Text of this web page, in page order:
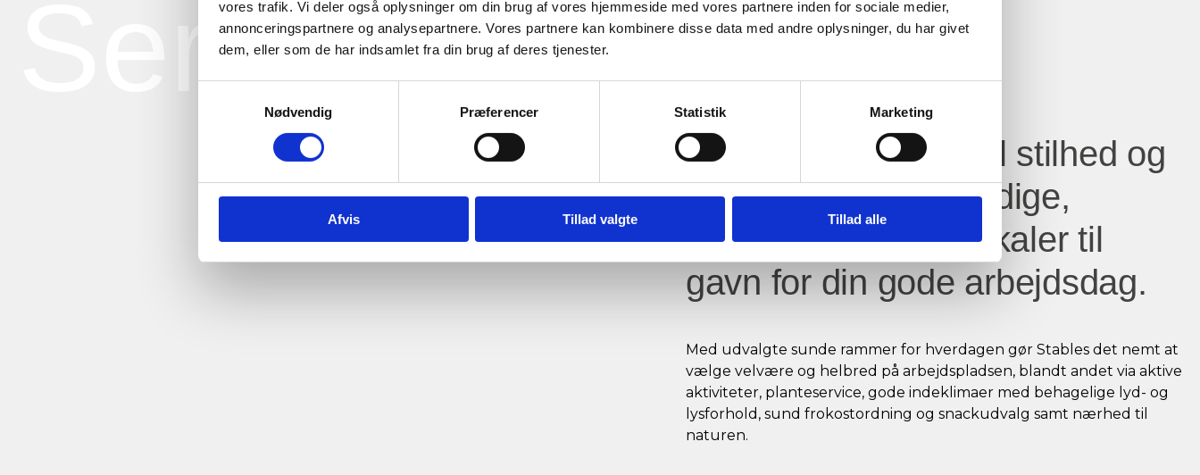
vores trafik. Vi deler også oplysninger om din brug af vores hjemmeside med vores partnere inden for sociale medier,
annonceringspartnere og analysepartnere. Vores partnere kan kombinere disse data med andre oplysninger, du har givet
dem, eller som de har indsamlet fra din brug af deres tjenester.
Nødvendig
Præferencer Statistik Marketing
Afvis Tillad valgte Tillad alle
Services
Fælleslokaler, rum til stilhed og
fordybelse samt alsidige,
indbydende mødelokaler til
gavn for din gode arbejdsdag.
Med udvalgte sunde rammer for hverdagen gør Stables det nemt at
vælge velvære og helbred på arbejdspladsen, blandt andet via aktive
aktiviteter, planteservice, gode indeklimaer med behagelige lyd- og
lysforhold, sund frokostordning og snackudvalg samt nærhed til
naturen.